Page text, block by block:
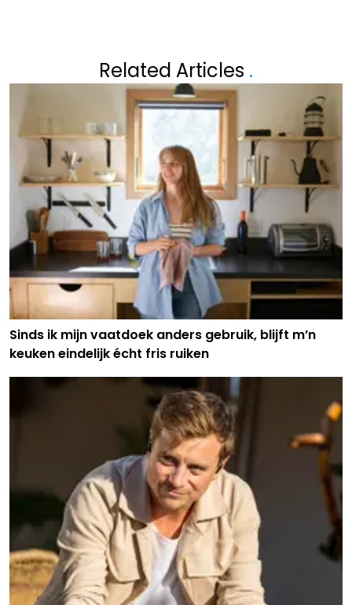
Related Articles .
Sinds ik mijn vaatdoek anders gebruik, blijft m’n
keuken eindelijk écht fris ruiken